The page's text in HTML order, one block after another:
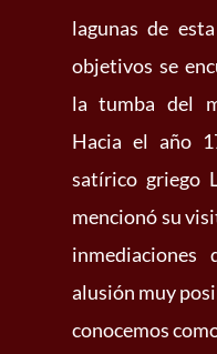
lagunas de
objetivos se
la tumba del
Hacia el año
satírico griego
mencionó su
inmediaciones
alusión muy
conocemos